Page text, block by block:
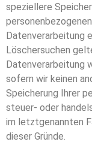
speziellere
Datenverarbeitung
Löschersuchen
Datenverarbeitung
sofern wir keinen
Speicherung Ihrer
steuer- oder
im letztgenannten
dieser Gründe.